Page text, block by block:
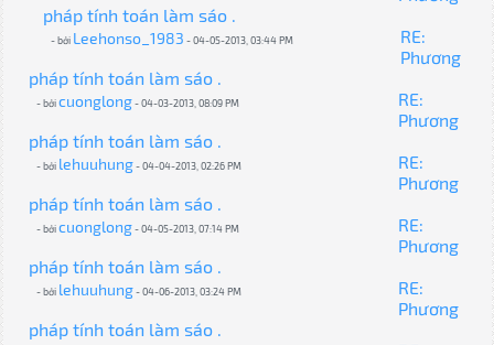
pháp tính toán làm sáo .
- bởi Leehonso_1983 - 04-05-2013, 03:44 PM
RE:
Phương
pháp tính toán làm sáo .
- bởicuonglong- 04-03-2013, 08:09 PM
RE:
Phương
pháp tính toán làm sáo .
- bởi lehuuhung- 04-04-2013, 02:26 PM
RE:
Phương
pháp tính toán làm sáo .
- bởicuonglong- 04-05-2013, 07:14 PM
RE:
Phương
pháp tính toán làm sáo .
- bởi lehuuhung- 04-06-2013, 03:24 PM
RE:
Phương
pháp tính toán làm sáo .